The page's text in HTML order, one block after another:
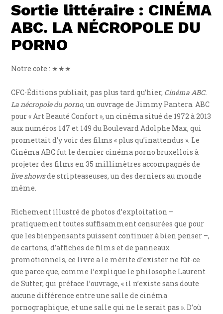
Sortie littéraire : CINÉMA
ABC. LA NÉCROPOLE DU
PORNO
Notre cote : ★★★
CFC-Éditions publiait, pas plus tard qu’hier, Cinéma ABC.
La nécropole du porno, un ouvrage de Jimmy Pantera. ABC
pour « Art Beauté Confort », un cinéma situé de 1972 à 2013
aux numéros 147 et 149 du Boulevard Adolphe Max, qui
promettait d’y voir des films « plus qu’inattendus ». Le
Cinéma ABC fut le dernier cinéma porno bruxellois à
projeter des films en 35 millimètres accompagnés de
live showsde stripteaseuses, un des derniers au monde
même.
Richement illustré de photos d’exploitation –
pratiquement toutes suffisamment censurées que pour
que les bienpensants puissent continuer à bien penser –,
de cartons, d’affiches de films et de panneaux
promotionnels, ce livre a le mérite d’exister ne fût-ce
que parce que, comme l’explique le philosophe Laurent
de Sutter, qui préface l’ouvrage, « il n’existe sans doute
aucune différence entre une salle de cinéma
pornographique, et une salle qui ne le serait pas ». D’où